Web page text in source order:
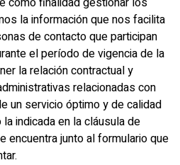
la información que nos facilita
de contacto que participan
el período de vigencia de la
la relación contractual y
relacionadas con
un servicio óptimo y de calidad
indicada en la cláusula de
encuentra junto al formulario que